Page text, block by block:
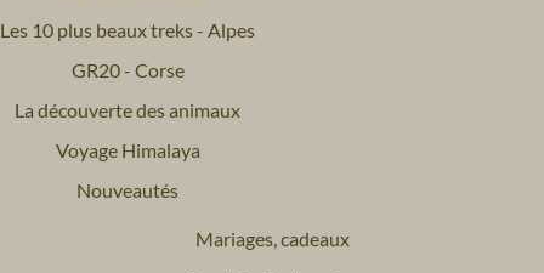
Les 10 plus beaux treks - Alpes
GR20 - Corse
La découverte des animaux
Voyage Himalaya
Nouveautés
Mariages, cadeaux